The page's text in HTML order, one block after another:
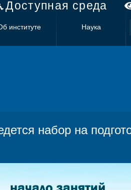
Доступная среда
институте Наука
набор на